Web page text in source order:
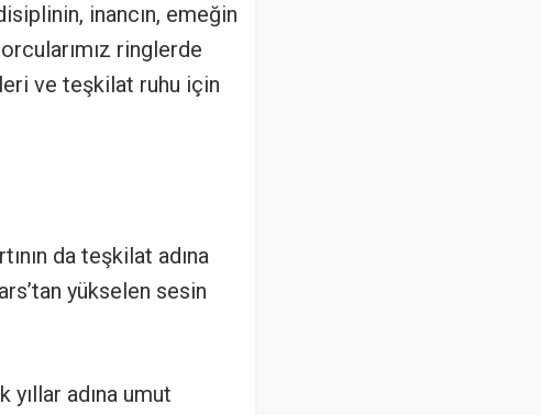
inancın, emeğin
ringlerde
ve teşkilat ruhu için
da teşkilat adına
yükselen sesin
adına umut